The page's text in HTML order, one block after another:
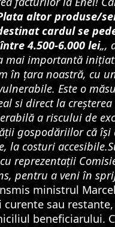
altor produse/
cardul se
4.500-6.000 lei„,
mai importantă
în țara noastră, cu
Este o
si direct la
a riscului de
gospodăriilor că își
la costuri
reprezentații
pentru a veni în
ministrul
sau
beneficiarului.